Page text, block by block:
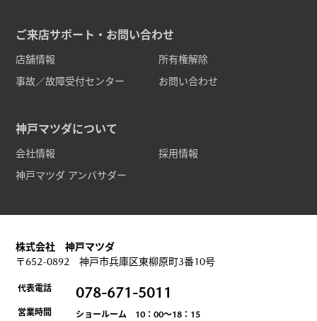
ご来店サポート・お問い合わせ
店舗情報
所有権解除
事故／故障受付センター
お問い合わせ
神戸マツダについて
会社情報
採用情報
神戸マツダ アンバサダー
株式会社 神戸マツダ
〒652-0892 神戸市兵庫区東柳原町3番10号
代表電話 078-671-5011
営業時間
ショールーム 10：00～18：15